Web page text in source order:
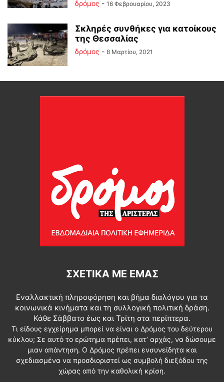
δρόμος - 16 Φεβρουαρίου, 2023
Σκληρές συνθήκες για κατοίκους
της Θεσσαλίας
δρόμος - 8 Μαρτίου, 2021
ΣΧΕΤΙΚΆ ΜΕ ΕΜΆΣ
Εναλλακτική πληροφόρηση και βήμα διαλόγου για τα
κοινωνικά κινήματα και τη συλλογική πολιτική δράση.
Κάθε Σάββατο έως και Τρίτη στα περίπτερα.
Τι είδους εγχείρημα μπορεί να είναι ο Δρόμος του δεύτερου
κύκλου; Σε αυτό το ερώτημα πρέπει, κατ’ αρχάς, να δώσουμε
μιαν απάντηση. Ο Δρόμος πρέπει ενσυνείδητα και
σχεδιασμένα να προσδιοριστεί ως συμβολή διεξόδου της
χώρας από την καθολική κρίση.